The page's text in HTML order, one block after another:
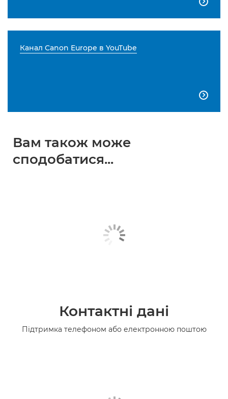

Канал Canon Europe в YouTube

Вам також може
сподобатися...
Контактні дані
Підтримка телефоном або електронною поштою